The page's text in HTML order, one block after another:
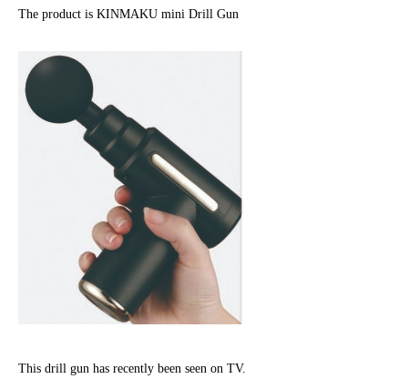
The product is KINMAKU mini Drill Gun
This drill gun has recently been seen on TV.